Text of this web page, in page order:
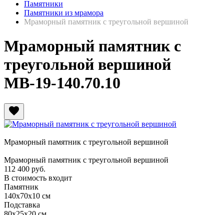
Памятники
Памятники из мрамора
Мраморный памятник с треугольной вершиной
Мраморный памятник с
треугольной вершиной
МВ-19-140.70.10
favorite
Мраморный памятник с треугольной вершиной
Мраморный памятник с треугольной вершиной
112 400 руб.
В стоимость входит
Памятник
140х70х10 см
Подставка